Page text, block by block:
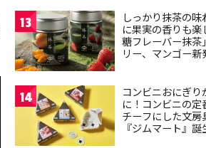
13
しっかり抹茶の味
に果実の香りも楽
糖フレーバー抹茶
リー、マンゴー新
14
コンビニおにぎり
に！コンビニの定
チーフにした文房
『ジムマート』誕